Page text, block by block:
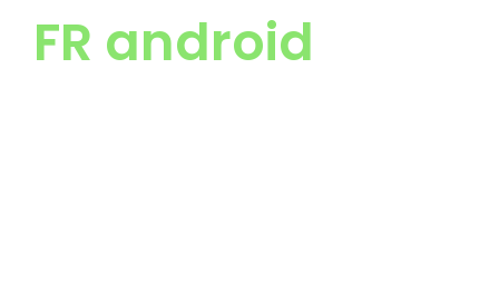
FR android